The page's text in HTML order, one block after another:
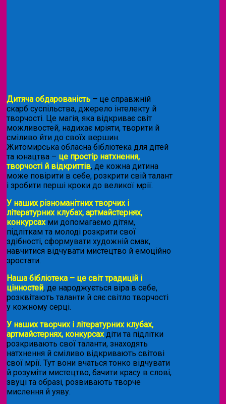
Дитяча обдарованість – це справжній
скарб суспільства, джерело інтелекту й
творчості. Це магія, яка відкриває світ
можливостей, надихає мріяти, творити й
сміливо йти до своїх вершин.
Житомирська обласна бібліотека для дітей
та юнацтва – це простір натхнення,
творчості й відкриттів, де кожна дитина
може повірити в себе, розкрити свій талант
і зробити перші кроки до великої мрії.
У наших різноманітних творчих і
літературних клубах, артмайстернях,
конкурсахми допомагаємо дітям,
підліткам та молоді розкрити свої
здібності, сформувати художній смак,
навчитися відчувати мистецтво й емоційно
зростати.
Наша бібліотека – це світ традицій і
цінностей, де народжується віра в себе,
розквітають таланти й сяє світло творчості
у кожному серці.
У наших творчих і літературних клубах,
артмайстернях, конкурсахдіти та підлітки
розкривають свої таланти, знаходять
натхнення й сміливо відкривають світові
свої мрії. Тут вони вчаться тонко відчувати
й розуміти мистецтво, бачити красу в слові,
звуці та образі, розвивають творче
мислення й уяву.